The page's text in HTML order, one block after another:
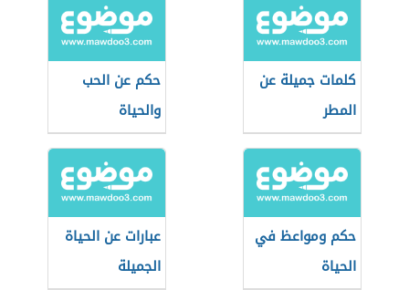
كلمات جميلة عن
المطر
حكم عن الحب
والحياة
حكم ومواعظ في
الحياة
عبارات عن الحياة
الجميلة